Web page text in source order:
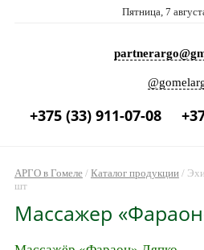
Пятница, 7
+375 (33) 911-07-08
АРГО в Гомеле/ Каталог продукции/
шт
Массажер